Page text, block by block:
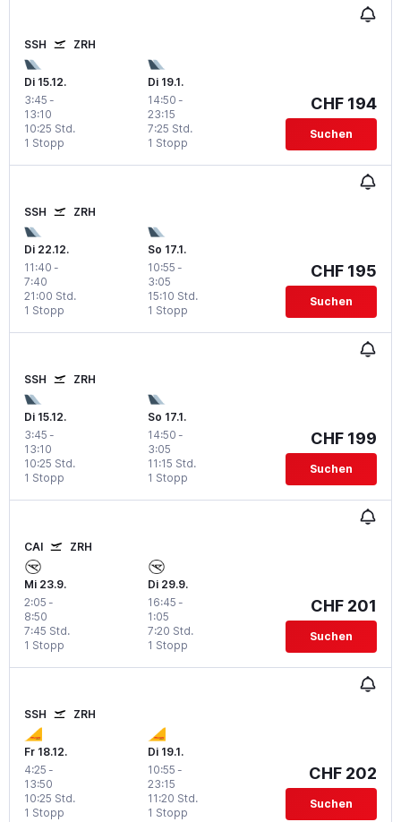
SSH ZRH
Di 15.12.
3:45 -
13:10
1 Stopp
10:25 Std.
Di 19.1.
14:50 -
23:15
1 Stopp
7:25 Std.
CHF 194
Suchen
SSH ZRH
Di 22.12.
11:40 -
7:40
1 Stopp
21:00 Std.
So 17.1.
10:55 -
3:05
1 Stopp
15:10 Std.
CHF 195
Suchen
SSH ZRH
Di 15.12.
3:45 -
13:10
1 Stopp
10:25 Std.
So 17.1.
14:50 -
3:05
1 Stopp
11:15 Std.
CHF 199
Suchen
CAI ZRH
Mi 23.9.
2:05 -
8:50
1 Stopp
7:45 Std.
Di 29.9.
16:45 -
1:05
1 Stopp
7:20 Std.
CHF 201
Suchen
SSH ZRH
Fr 18.12.
4:25 -
13:50
1 Stopp
10:25 Std.
Di 19.1.
10:55 -
23:15
1 Stopp
11:20 Std.
CHF 202
Suchen